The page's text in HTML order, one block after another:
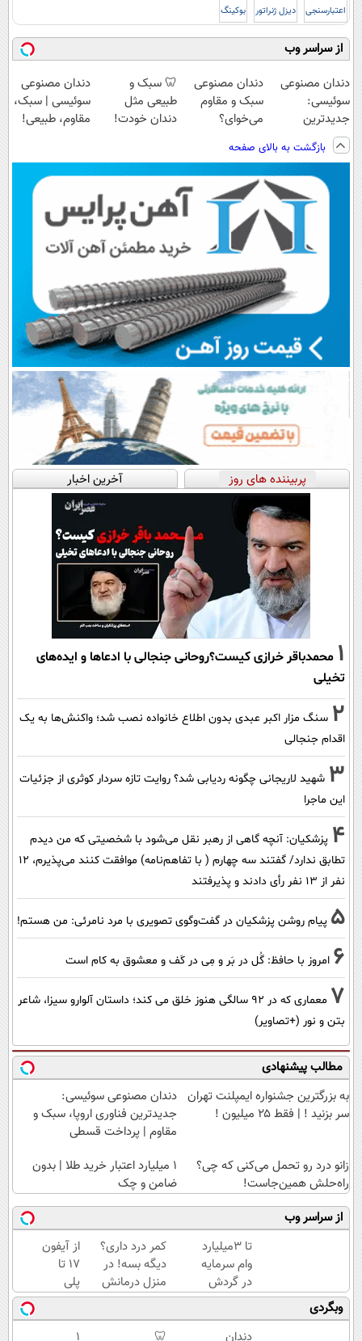
اعتبارسنجی دیزل ژنراتور بوکینگ
از سراسر وب
دندان مصنوعی
سوئیسی:
جدیدترین
فناوری اروپا،
سبک و مقاوم |
پرداخت قسطی
دندان مصنوعی
سبک و مقاوم
می‌خوای؟
هم داریم!😍 |
📍تهران
🦷 سبک و
طبیعی مثل
دندان خودت!
💳 📍 تهران
دندان مصنوعی
سوئیسی | سبک،
مقاوم، طبیعی!
اقساطی😍
بازگشت به بالای صفحه
پربیننده های روز آخرین اخبار
1 محمدباقر خرازی کیست؟روحانی جنجالی با ادعاها و ایده‌های
تخیلی
2 سنگ مزار اکبر عبدی بدون اطلاع خانواده نصب شد؛ واکنش‌ها به یک
اقدام جنجالی
3 شهید لاریجانی چگونه ردیابی شد؟ روایت تازه سردار کوثری از جزئیات
این ماجرا
4 پزشکیان‌: آنچه گاهی از رهبر نقل می‌شود با شخصیتی که من دیدم
تطابق ندارد/ گفتند سه چهارم ( با تفاهم‌نامه) موافقت کنند می‌پذیرم، 12
نفر از 13 نفر رأی دادند و پذیرفتند
5 پیام روشن پزشکیان در گفت‌و‌گوی تصویری با مرد نامرئی: من هستم!
6 امروز با حافظ: گُل در بَر و مِی در کَف و معشوق به کام است
7
معماری که در 92 سالگی هنوز خلق می کند؛ داستان آلوارو سیزا، شاعر
بتن و نور (+تصاویر)
مطالب پیشنهادی
به بزرگترین جشنواره ایمپلنت تهران
سر بزنید ! | فقط ۲۵ میلیون !
دندان مصنوعی سوئیسی:
جدیدترین فناوری اروپا، سبک و
مقاوم | پرداخت قسطی
زانو درد رو تحمل می‌کنی که چی؟
راه‌حلش همین‌جاست!
۱ میلیارد اعتبار خرید طلا | بدون
ضامن و چک
از سراسر وب
تا 3میلیارد
وام سرمایه
در گردش
فروشندگان
=>
فروشگاهت
کمر درد داری؟
دیگه بسه! در
منزل درمانش
کن
(◀پرسش‌نامه)
از آیفون
17 تا
پلی
استیشن
5 🎮😍
📱 |
وبگردی